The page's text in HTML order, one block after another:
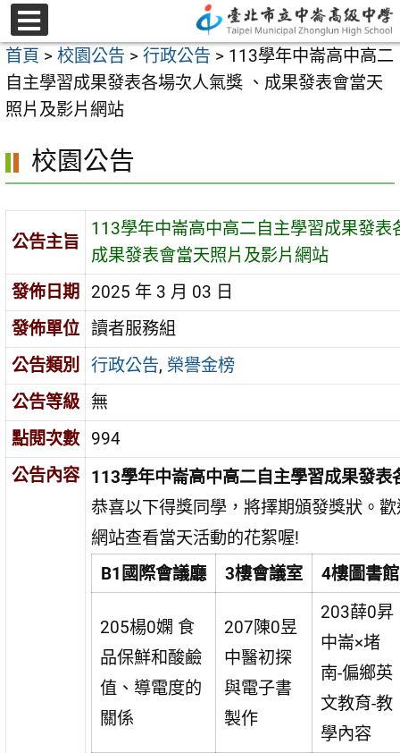
跳
至
主
要
內
區
選
單
首頁 > 校園公告 > 行政公告 > 113學年中崙高中高二
自主學習成果發表各場次人氣獎 、成果發表會當天
照片及影片網站
校園公告
公告主旨
113學年中崙高中高二自主學習成果發表
成果發表會當天照片及影片網站
發佈日期
2025 年 3 月 03 日
發佈單位 讀者服務組
公告類別
行政公告, 榮譽金榜
公告等級
無
點閱次數
994
公告內容
113學年中崙高中高二自主學習成果發表
恭喜以下得獎同學，將擇期頒發獎狀。
網站查看當天活動的花絮喔!
B1國際會議廳
3樓會議室 4樓圖書館
205楊0嫻 食
品保鮮和酸鹼
值、導電度的
關係
207陳0昱
中醫初探
與電子書
製作
203薛0昇
中崙×堵
南-偏鄉英
文教育-教
學內容